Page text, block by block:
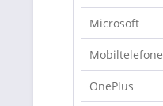
Microsoft
Mobiltelefone
OnePlus